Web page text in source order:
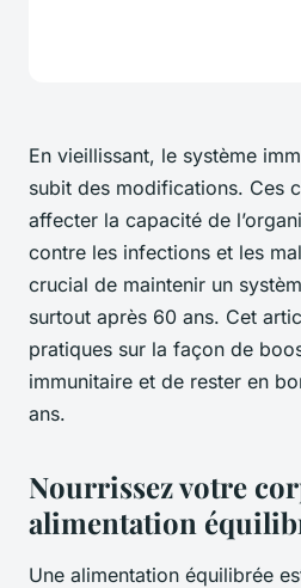
En vieillissant, le système
subit des modifications. Ces
affecter la capacité de
contre les infections et les
crucial de maintenir un
surtout après 60 ans. Cet
pratiques sur la façon de
immunitaire et de rester en
ans.
Nourrissez votre
alimentation
Une alimentation équilibrée